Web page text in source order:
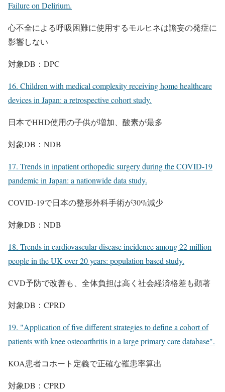
Failure on Delirium.
心不全による呼吸困難に使用するモルヒネは譫妄の発症に
影響しない
対象DB：DPC
16. Children with medical complexity receiving home healthcare
devices in Japan: a retrospective cohort study.
日本でHHD使用の子供が増加、酸素が最多
対象DB：NDB
17. Trends in inpatient orthopedic surgery during the COVID-19
pandemic in Japan: a nationwide data study.
COVID-19で日本の整形外科手術が30%減少
対象DB：NDB
18. Trends in cardiovascular disease incidence among 22 million
people in the UK over 20 years: population based study.
CVD予防で改善も、全体負担は高く社会経済格差も顕著
対象DB：CPRD
19. "Application of five different strategies to define a cohort of
patients with knee osteoarthritis in a large primary care database".
KOA患者コホート定義で正確な罹患率算出
対象DB：CPRD